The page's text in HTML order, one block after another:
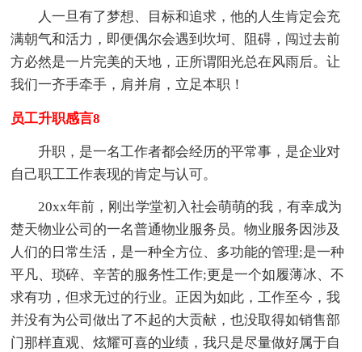
人一旦有了梦想、目标和追求，他的人生肯定会充
满朝气和活力，即便偶尔会遇到坎坷、阻碍，闯过去前
方必然是一片完美的天地，正所谓阳光总在风雨后。让
我们一齐手牵手，肩并肩，立足本职！
员工升职感言8
升职，是一名工作者都会经历的平常事，是企业对
自己职工工作表现的肯定与认可。
20xx年前，刚出学堂初入社会萌萌的我，有幸成为
楚天物业公司的一名普通物业服务员。物业服务因涉及
人们的日常生活，是一种全方位、多功能的管理;是一种
平凡、琐碎、辛苦的服务性工作;更是一个如履薄冰、不
求有功，但求无过的行业。正因为如此，工作至今，我
并没有为公司做出了不起的大贡献，也没取得如销售部
门那样直观、炫耀可喜的业绩，我只是尽量做好属于自